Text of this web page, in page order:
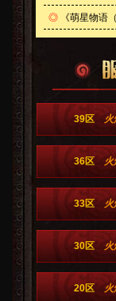
◎ 《萌星物语
39区
36区
33区
30区
20区